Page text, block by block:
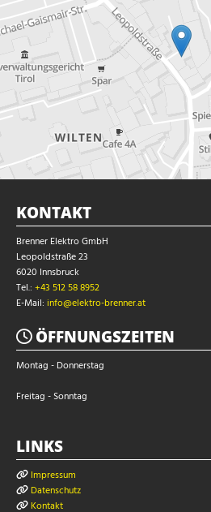
KONTAKT
Brenner Elektro GmbH
Leopoldstraße 23
6020 Innsbruck
Tel.: +43 512 58 8952
E-Mail: info@elektro-brenner.at
ÖFFNUNGSZEITEN
Montag - Donnerstag
Freitag - Sonntag
LINKS
 Impressum
 Datenschutz
 Kontakt